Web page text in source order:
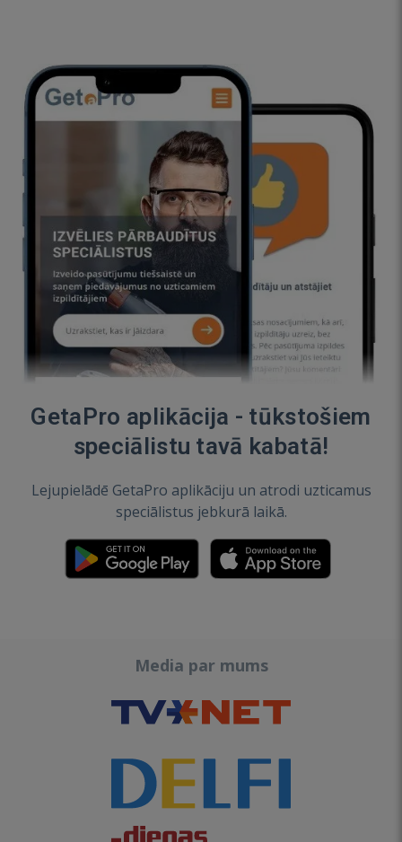
GetaPro aplikācija - tūkstošiem
speciālistu tavā kabatā!
Lejupielādē GetaPro aplikāciju un atrodi uzticamus
speciālistus jebkurā laikā.
Media par mums